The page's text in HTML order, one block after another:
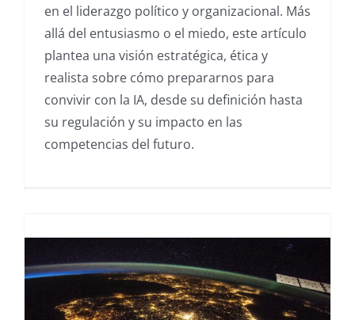
en el liderazgo político y organizacional. Más
allá del entusiasmo o el miedo, este artículo
plantea una visión estratégica, ética y
realista sobre cómo prepararnos para
convivir con la IA, desde su definición hasta
su regulación y su impacto en las
competencias del futuro.